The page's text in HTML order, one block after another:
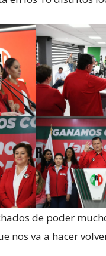
de poder
nos va a hacer